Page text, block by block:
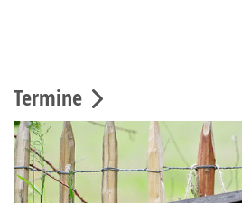
Termine